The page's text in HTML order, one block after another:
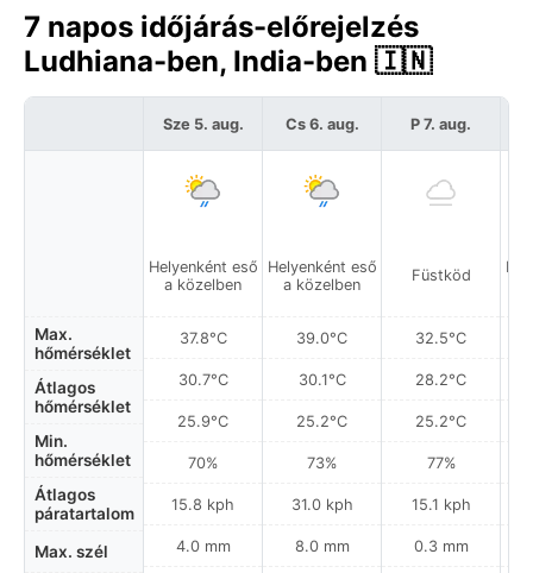
7 napos időjárás-előrejelzés
Ludhiana-ben, India-ben 🇮🇳
Max.
hőmérséklet
Átlagos
hőmérséklet
Min.
hőmérséklet
Átlagos
páratartalom
Max. szél
Sze 5. aug.
Helyenként eső
a közelben
37.8°C
30.7°C
25.9°C
70%
15.8 kph
4.0 mm
Cs 6. aug.
Helyenként eső
a közelben
39.0°C
30.1°C
25.2°C
73%
31.0 kph
8.0 mm
P 7. aug.
Füstköd
32.5°C
28.2°C
25.2°C
77%
15.1 kph
0.3 mm